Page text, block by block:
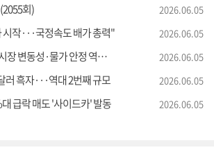
회) 2026.06.05
작···국정속도 배가 총력" 2026.06.05
동성·물가 안정 역량 집중" 2026.06.05
러 흑자···역대 2번째 규모 2026.06.05
급락 매도 '사이드카' 발동 2026.06.05